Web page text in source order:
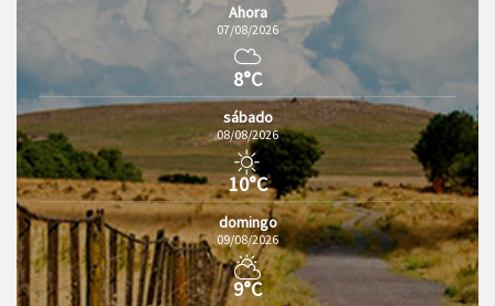
Ahora
07/08/2026
8°C
sábado
08/08/2026
10°C
domingo
09/08/2026
9°C